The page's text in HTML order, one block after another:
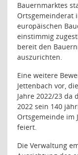
Bauernmarktes
Ortsgemeinderat
europäischen
einstimmig
bereit den
auszurichten.
Eine weitere
Jettenbach vor,
Jahre 2022/23 da
2022 sein 140
Ortsgemeinde im
feiert.
Die Verwaltung